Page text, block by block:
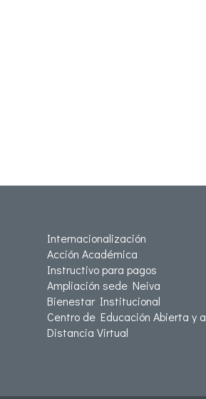
Internacionalización
Acción Académica
Instructivo para pagos
Ampliación sede Neiva
Bienestar Institucional
Centro de Educación Abierta y a
Distancia Virtual